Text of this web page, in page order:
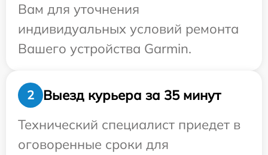
Вам для уточнения
индивидуальных условий ремонта
Вашего устройства Garmin.
2
Выезд курьера за 35 минут
Технический специалист приедет в
оговоренные сроки для